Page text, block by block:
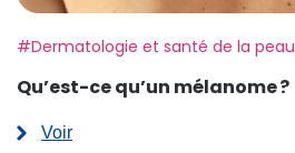
Etiquette:
#Dermatologie et santé de la peau
Qu’est-ce qu’un mélanome ?
Voir
: